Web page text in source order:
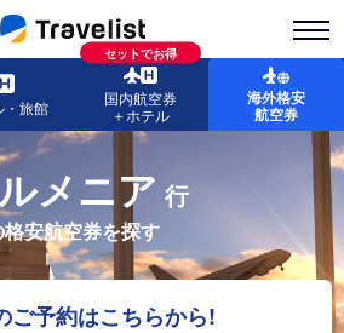
・旅館
セットでお得
国内航空券
＋ホテル
海外格安
航空券
メニア 行
格安航空券を探す
ご予約はこちらから!